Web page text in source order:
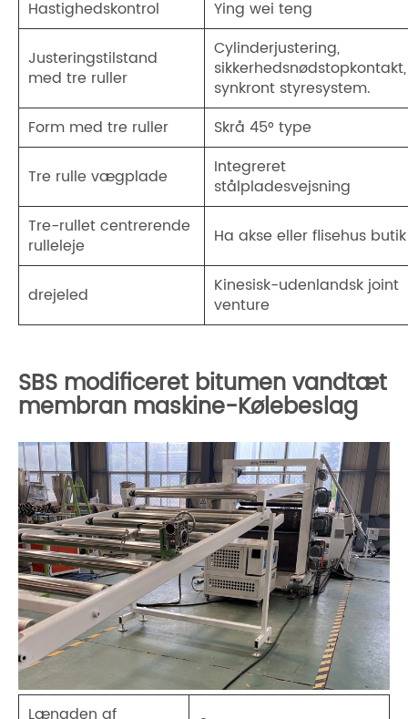
Hastighedskontrol
Ying wei teng
Justeringstilstand
med tre ruller
Cylinderjustering,
sikkerhedsnødstopkontakt,
synkront styresystem.
Form med tre ruller
Skrå 45° type
Tre rulle vægplade
Integreret
stålpladesvejsning
Tre-rullet centrerende
rulleleje
Ha akse eller flisehus butik
drejeled
Kinesisk-udenlandsk joint
venture
SBS modificeret bitumen vandtæt
membran maskine-Kølebeslag